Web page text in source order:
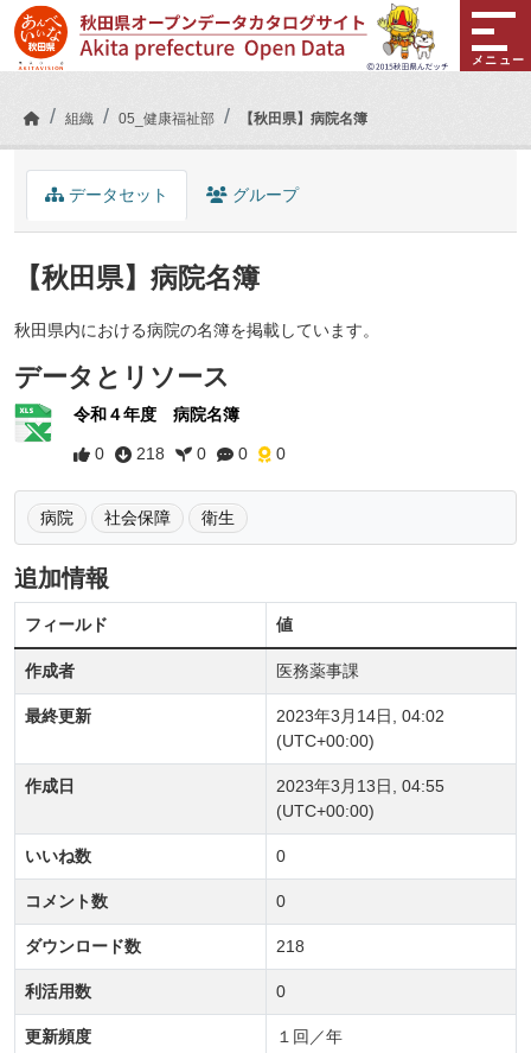
Skip to main content
メニュー
組織 05_健康福祉部 【秋田県】病院名簿
データセット グループ
【秋田県】病院名簿
秋田県内における病院の名簿を掲載しています。
データとリソース
令和４年度 病院名簿
0 218 0 0 0
病院 社会保障 衛生
追加情報
フィールド 値
作成者 医務薬事課
最終更新
2023年3月14日, 04:02
(UTC+00:00)
作成日
2023年3月13日, 04:55
(UTC+00:00)
いいね数 0
コメント数 0
ダウンロード数 218
利活用数 0
更新頻度 １回／年